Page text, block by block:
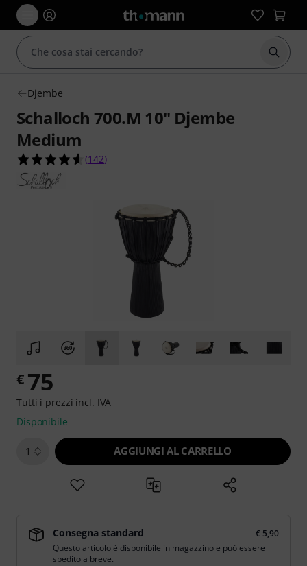
Djembe
Schalloch 700.M 10" Djembe
Medium
4.5 su 5 stelle su 142 valutazioni dei clienti
(142)
€ 75
Tutti i prezzi incl. IVA
Disponibile
1 AGGIUNGI AL CARRELLO
Consegna standard
€ 5,90
Questo articolo è disponibile in magazzino e può essere
spedito a breve.